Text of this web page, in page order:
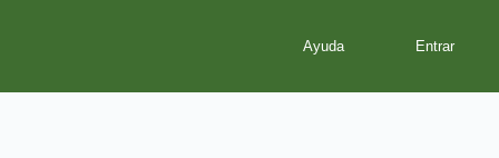
Ayuda